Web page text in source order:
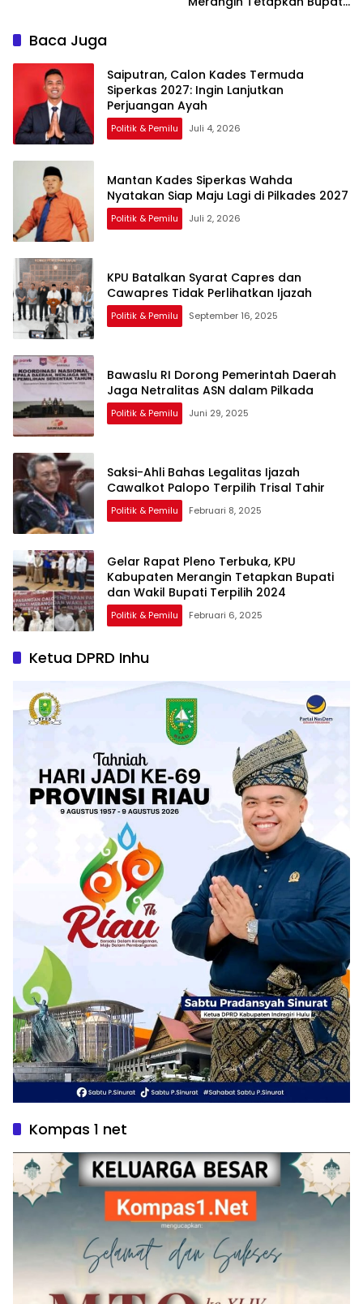
Baca Juga
Saiputran, Calon Kades Termuda
Siperkas 2027: Ingin Lanjutkan
Perjuangan Ayah
Politik & Pemilu Juli 4, 2026
Mantan Kades Siperkas Wahda
Nyatakan Siap Maju Lagi di Pilkades 2027
Politik & Pemilu Juli 2, 2026
KPU Batalkan Syarat Capres dan
Cawapres Tidak Perlihatkan Ijazah
Politik & Pemilu September 16, 2025
Bawaslu RI Dorong Pemerintah Daerah
Jaga Netralitas ASN dalam Pilkada
Politik & Pemilu Juni 29, 2025
Saksi-Ahli Bahas Legalitas Ijazah
Cawalkot Palopo Terpilih Trisal Tahir
Politik & Pemilu Februari 8, 2025
Gelar Rapat Pleno Terbuka, KPU
Kabupaten Merangin Tetapkan Bupati
dan Wakil Bupati Terpilih 2024
Politik & Pemilu Februari 6, 2025
Ketua DPRD Inhu
Kompas 1 net